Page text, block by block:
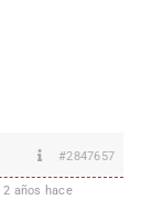
#2847657
2 años hace